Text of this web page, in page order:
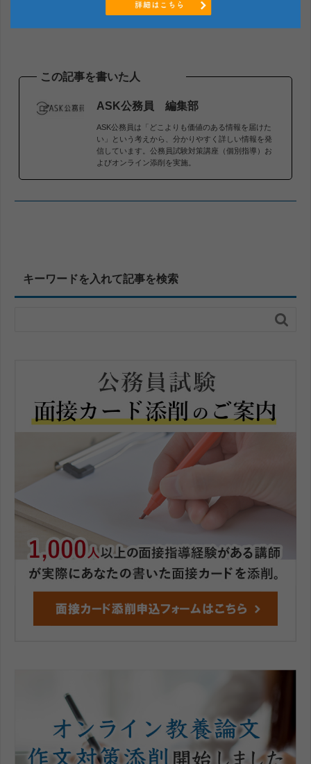
この記事を書いた人
ASK公務員 編集部
ASK公務員は「どこよりも価値のある情報を届けた
い」という考えから、分かりやすく詳しい情報を発
信しています。公務員試験対策講座（個別指導）お
よびオンライン添削を実施。
キーワードを入れて記事を検索
